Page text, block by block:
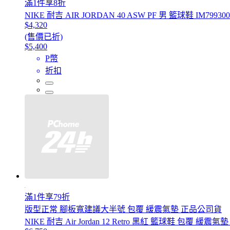
滿1件享8折
NIKE 耐吉 AIR JORDAN 40 ASW PF 男 籃球鞋
$4,320
(售價已折)
$5,400
P幣
折扣
滿1件享79折
版型正常 腳板寬建議大半號 包覆 緩震氣墊 正品公司貨
NIKE 耐吉 Air Jordan 12 Retro 黑紅 籃球鞋 包覆 緩震氣